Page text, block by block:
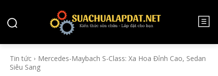
Tin tức
Mercedes-Maybach S-Class: Xa Hoa Đỉnh Cao, Sedan
Siêu Sang